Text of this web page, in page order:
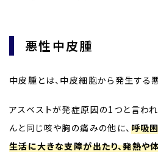
悪性中皮腫
中皮腫とは、中皮細胞から発生する
アスベストが発症原因の1つと言わ
んと同じ咳や胸の痛みの他に、 呼吸
生活に大きな支障が出たり、発熱や